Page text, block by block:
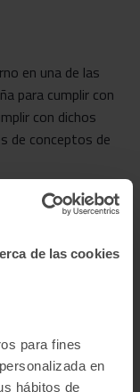
de las cookies
para fines
en
hábitos de
en una de las
para cumplir con
con dichos
de conceptos de